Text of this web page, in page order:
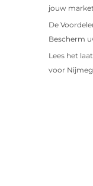
jouw
De
Bescherm
Lees het
voor